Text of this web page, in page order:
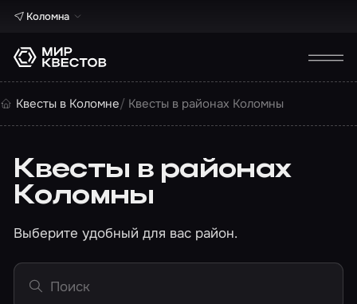
Коломна
Квесты в Коломне Квесты в районах Коломны
Квесты в районах
Коломны
Выберите удобный для вас район.
Поиск